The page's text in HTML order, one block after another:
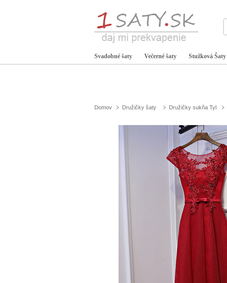
Svadobné šaty Večerné šaty Stužková Šaty
Domov Družičky šaty Družičky sukňa Tyl